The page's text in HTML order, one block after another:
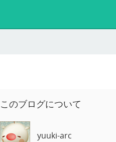
このブログについて
yuuki-arc